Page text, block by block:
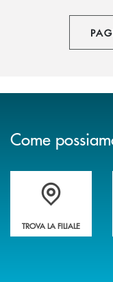
Come
Accedi all' elenco
TROVA LA FILIALE